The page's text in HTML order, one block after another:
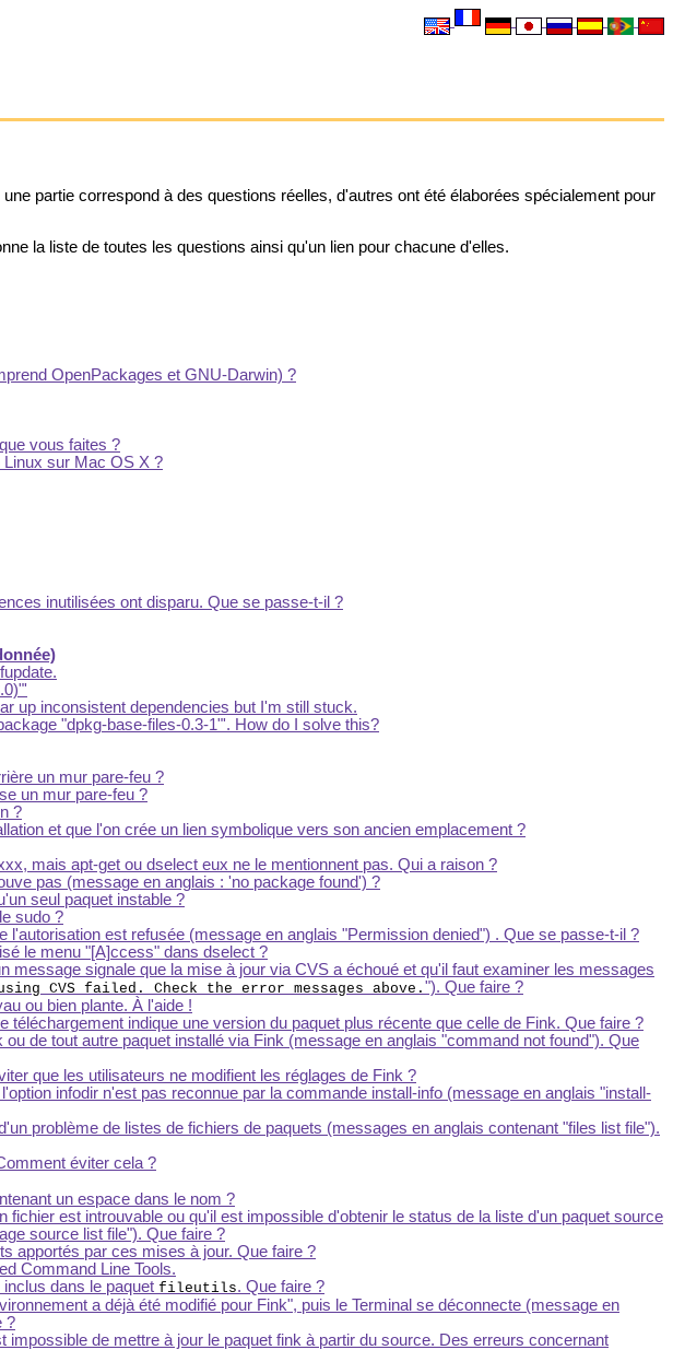
partie correspond à des questions réelles, d'autres ont été élaborées spécialement pour
la liste de toutes les questions ainsi qu'un lien pour chacune d'elles.
OpenPackages et GNU-Darwin) ?
vous faites ?
Linux sur Mac OS X ?
inutilisées ont disparu. Que se passe-t-il ?
up inconsistent dependencies but I'm still stuck.
"dpkg-base-files-0.3-1"'. How do I solve this?
un mur pare-feu ?
un mur pare-feu ?
?
et que l'on crée un lien symbolique vers son ancien emplacement ?
mais apt-get ou dselect eux ne le mentionnent pas. Qui a raison ?
pas (message en anglais : 'no package found') ?
seul paquet instable ?
sudo ?
est refusée (message en anglais "Permission denied") . Que se passe-t-il ?
le menu "[A]ccess" dans dselect ?
message signale que la mise à jour via CVS a échoué et qu'il faut examiner les messages
CVS failed. Check the error messages above."). Que faire ?
ou bien plante. À l'aide !
indique une version du paquet plus récente que celle de Fink. Que faire ?
de tout autre paquet installé via Fink (message en anglais "command not found"). Que
que les utilisateurs ne modifient les réglages de Fink ?
infodir n'est pas reconnue par la commande install-info (message en anglais "install-
problème de listes de fichiers de paquets (messages en anglais contenant "files list file").
éviter cela ?
un espace dans le nom ?
est introuvable ou qu'il est impossible d'obtenir le status de la liste d'un paquet source
source list file"). Que faire ?
apportés par ces mises à jour. Que faire ?
Command Line Tools.
inclus dans le paquet fileutils. Que faire ?
a déjà été modifié pour Fink", puis le Terminal se déconnecte (message en
?
de mettre à jour le paquet fink à partir du source. Des erreurs concernant